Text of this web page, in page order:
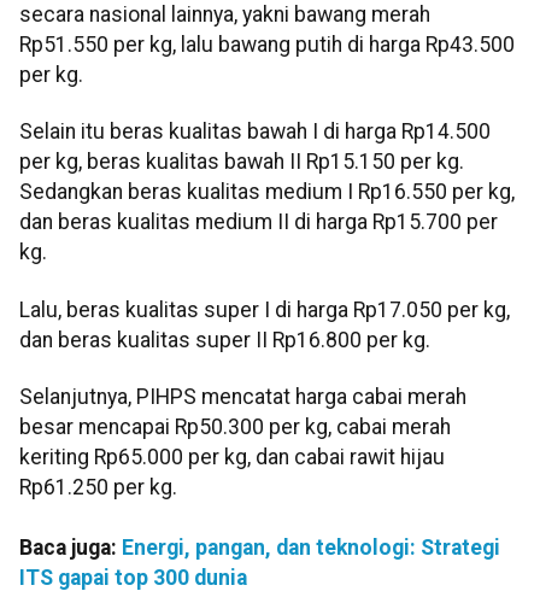
secara nasional lainnya, yakni bawang merah
Rp51.550 per kg, lalu bawang putih di harga Rp43.500
per kg.
Selain itu beras kualitas bawah I di harga Rp14.500
per kg, beras kualitas bawah II Rp15.150 per kg.
Sedangkan beras kualitas medium I Rp16.550 per kg,
dan beras kualitas medium II di harga Rp15.700 per
kg.
Lalu, beras kualitas super I di harga Rp17.050 per kg,
dan beras kualitas super II Rp16.800 per kg.
Selanjutnya, PIHPS mencatat harga cabai merah
besar mencapai Rp50.300 per kg, cabai merah
keriting Rp65.000 per kg, dan cabai rawit hijau
Rp61.250 per kg.
Baca juga: Energi, pangan, dan teknologi: Strategi
ITS gapai top 300 dunia